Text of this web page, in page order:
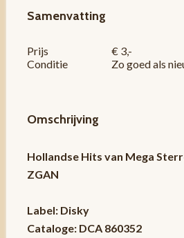
Samenvatting
Prijs
€ 3,-
Conditie
Zo goed als
Omschrijving
Hollandse Hits van Mega
ZGAN
Label: Disky
Cataloge: DCA 860352